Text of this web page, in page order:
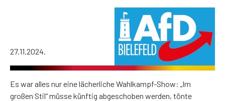
27.11.2024.
Es war alles nur eine lächerliche Wahlkampf-Show: „Im
großen Stil“ müsse künftig abgeschoben werden, tönte